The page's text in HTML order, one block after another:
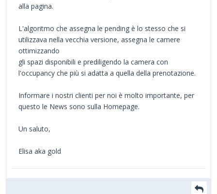
alla pagina.
L'algoritmo che assegna le pending è lo stesso che si
utilizzava nella vecchia versione, assegna le camere
ottimizzando
gli spazi disponibili e prediligendo la camera con
l'occupancy che più si adatta a quella della prenotazione.
Informare i nostri clienti per noi è molto importante, per
questo le News sono sulla Homepage.
Un saluto,
Elisa aka gold